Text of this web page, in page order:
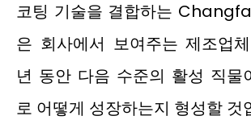
코팅 기술을 결합하는
은 회사에서 보여주는 제조업
년 동안 다음 수준의 활성 직물
로 어떻게 성장하는지 형성할 것